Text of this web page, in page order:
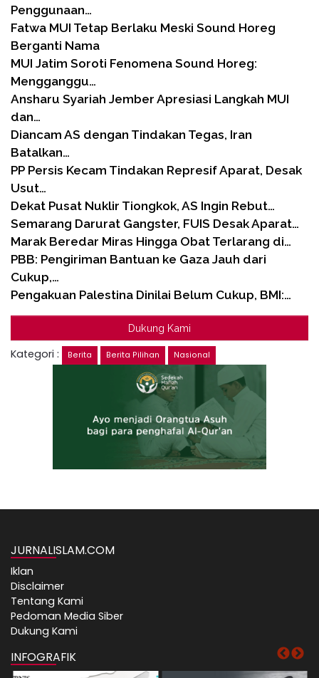
Penggunaan…
Fatwa MUI Tetap Berlaku Meski Sound Horeg
Berganti Nama
MUI Jatim Soroti Fenomena Sound Horeg:
Mengganggu…
Ansharu Syariah Jember Apresiasi Langkah MUI
dan…
Diancam AS dengan Tindakan Tegas, Iran
Batalkan…
PP Persis Kecam Tindakan Represif Aparat, Desak
Usut…
Dekat Pusat Nuklir Tiongkok, AS Ingin Rebut…
Semarang Darurat Gangster, FUIS Desak Aparat…
Marak Beredar Miras Hingga Obat Terlarang di…
PBB: Pengiriman Bantuan ke Gaza Jauh dari
Cukup,…
Pengakuan Palestina Dinilai Belum Cukup, BMI:…
Dukung Kami
Kategori : Berita Berita Pilihan Nasional
JURNALISLAM.COM
Iklan
Disclaimer
Tentang Kami
Pedoman Media Siber
Dukung Kami
INFOGRAFIK